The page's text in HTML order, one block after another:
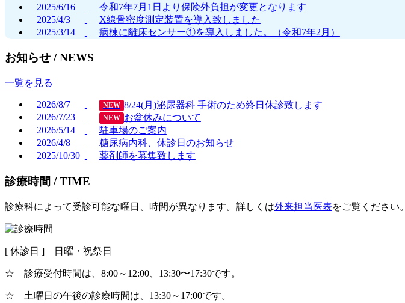
2025/6/16
令和7年7月1日より保険外負担が変更となります
2025/4/3
X線骨密度測定装置を導入致しました
2025/3/14
病棟に離床センサー①を導入しました。（令和7年2月）
お知らせ /NEWS
一覧を見る
2026/8/7 NEW 8/24(月)泌尿器科 手術のため終日休診致します
2026/7/23
NEW お盆休みについて
2026/5/14
駐車場のご案内
2026/4/8
糖尿病内科、休診日のお知らせ
2025/10/30
薬剤師を募集致します
診療時間 /TIME
診療科によって受診可能な曜日、時間が異なります。詳しくは外来担当医表をご覧ください。
[ 休診日 ] 日曜・祝祭日
☆ 診療受付時間は、8:00～12:00、13:30〜17:30です。
☆ 土曜日の午後の診療時間は、13:30～17:00です。